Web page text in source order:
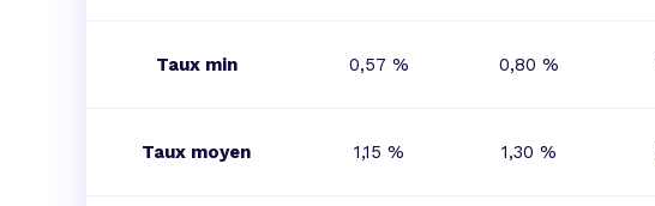
Taux min 0,57 % 0,80 %
Taux moyen 1,15 % 1,30 %